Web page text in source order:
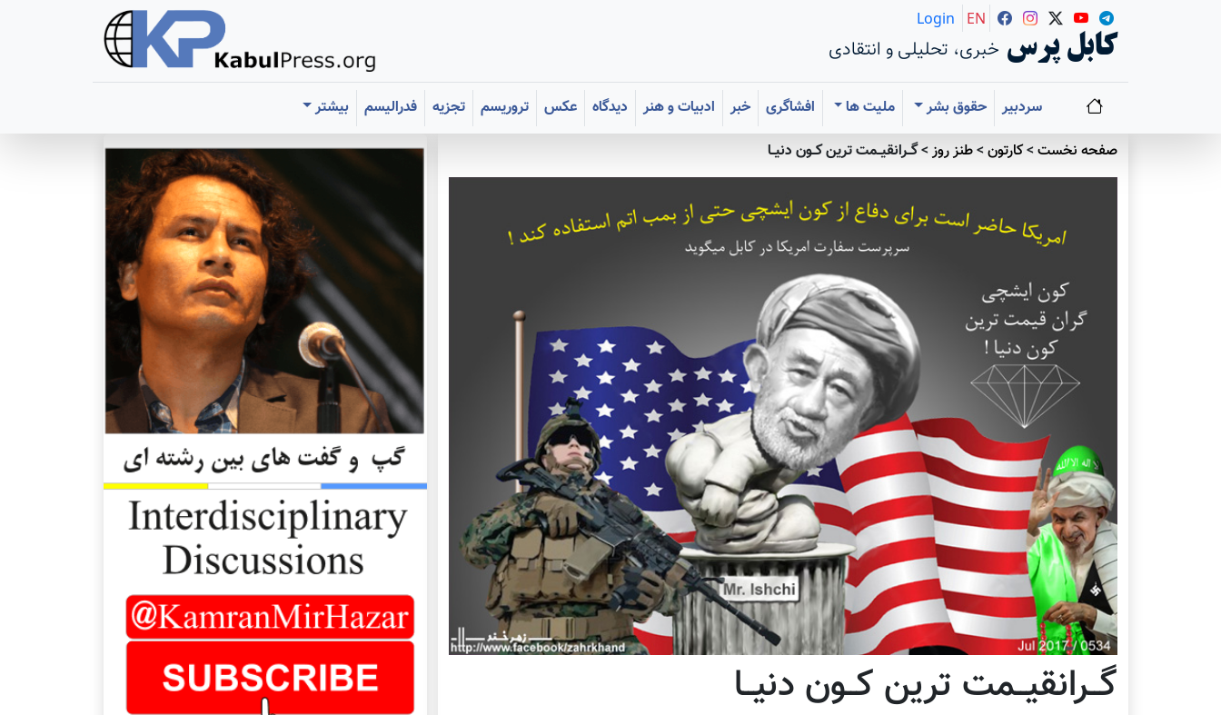
کابل پرس خبری، تحلیلی و انتقادی
Login EN
سردبیر حقوق بشر ملیت ها افشاگری خبر ادبیات و هنر دیدگاه عکس تروریسم تجزیه فدرالیسم
بیشتر
صفحه نخست>کارتون>طنز روز>گــرانقیــمت ترین کــون دنیــا
گــرانقیــمت ترین کــون دنیــا